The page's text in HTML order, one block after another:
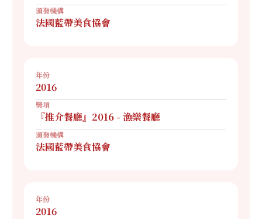
頒發機構
法國藍帶美食協會
年份
2016
獎項
『推介餐廳』2016 - 漁樂餐廳
頒發機構
法國藍帶美食協會
年份
2016